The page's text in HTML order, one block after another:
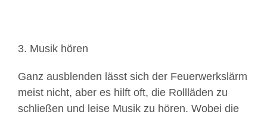
3. Musik hören
Ganz ausblenden lässt sich der Feuerwerkslärm
meist nicht, aber es hilft oft, die Rollläden zu
schließen und leise Musik zu hören. Wobei die